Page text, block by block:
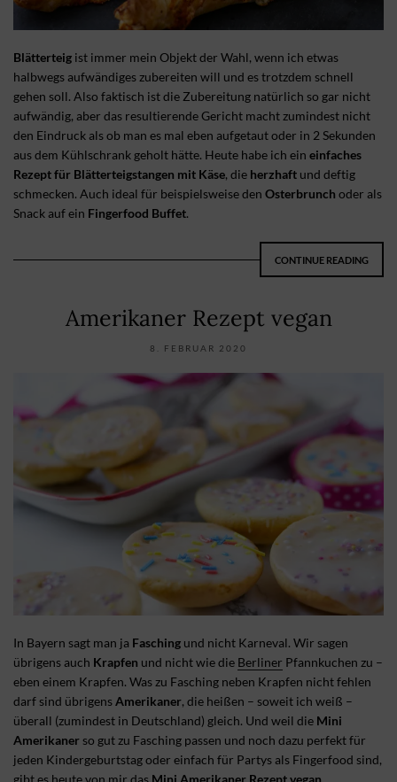
Blätterteig ist immer mein Objekt der Wahl, wenn ich etwas
halbwegs aufwändiges zubereiten will und es trotzdem schnell
gehen soll. Also faktisch ist die Zubereitung natürlich so gar nicht
aufwändig, aber das resultierende Gericht macht zumindest nicht
den Eindruck als ob man es mal eben aufgetaut oder in 2 Sekunden
aus dem Kühlschrank geholt hätte. Heute habe ich ein einfaches
Rezept für Blätterteigstangen mit Käse, die herzhaft und deftig
schmecken. Auch ideal für beispielsweise den Osterbrunch oder als
Snack auf ein Fingerfood Buffet.
CONTINUE READING
Amerikaner Rezept vegan
8. FEBRUAR 2020
In Bayern sagt man ja Fasching und nicht Karneval. Wir sagen
übrigens auch Krapfen und nicht wie die Berliner Pfannkuchen zu –
eben einem Krapfen. Was zu Fasching neben Krapfen nicht fehlen
darf sind übrigensAmerikaner, die heißen – soweit ich weiß –
überall (zumindest in Deutschland) gleich. Und weil die Mini
Amerikaner so gut zu Fasching passen und noch dazu perfekt für
jeden Kindergeburtstag oder einfach für Partys als Fingerfood sind,
gibt es heute von mir das Mini Amerikaner Rezept vegan.